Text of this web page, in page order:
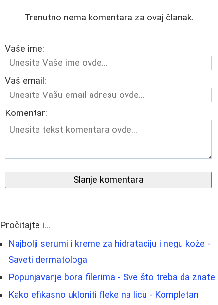
Trenutno nema komentara za ovaj članak.
Vaše ime:
Vaš email:
Komentar:
Slanje komentara
Pročitajte i...
Najbolji serumi i kreme za hidrataciju i negu kože -
Saveti dermatologa
Popunjavanje bora filerima - Sve što treba da znate
Kako efikasno ukloniti fleke na licu - Kompletan